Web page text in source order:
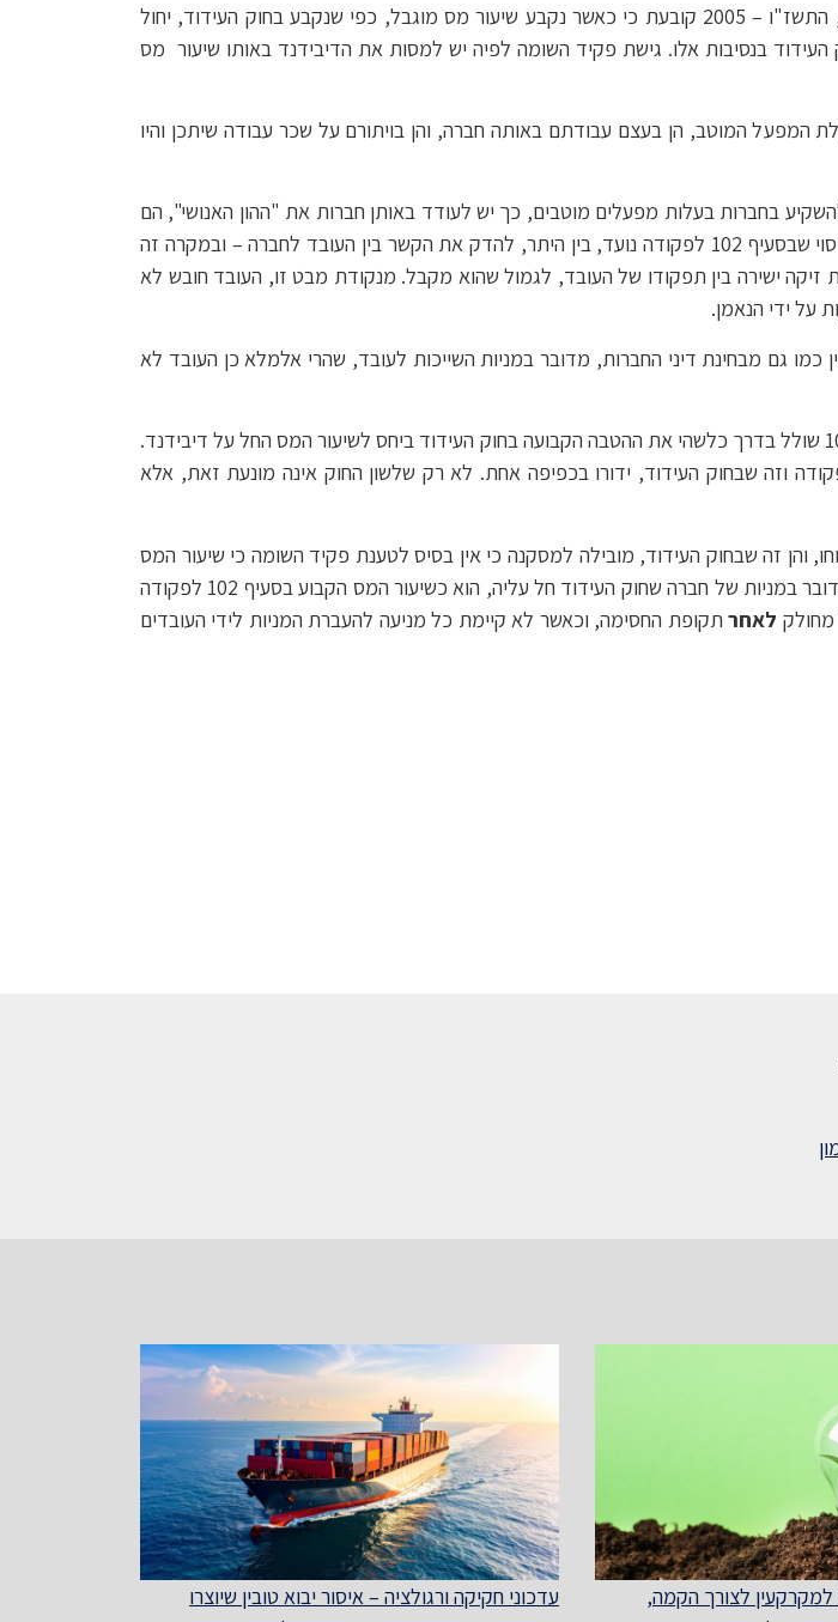
• תקנה 2(א)(3) לתקנות מס הכנסה (ניכוי מריבית, מדיבידנד ומרווחים מסוימים), התשז"ו – 2005 קובעת כי כאשר נקבע שיעור מס מוגבל, כפי שנקבע בחוק העידוד, יחול
הוראות חוק העידוד בנסיבות אלו. גישת פקיד השומה לפיה יש למסות את הדיבידנד באותו שיעור מס
המוטב, הן בעצם עבודתם באותה חברה, והן בויתורם על שכר עבודה שיתכן והיו
בחברות בעלות מפעלים מוטבים, כך יש לעודד באותן חברות את "ההון האנושי", הם
העובדים באותן חברות המקבלים אופציות ומניות. הרעיון העומד מאחורי הסדר המיסוי שבסעיף 102 לפקודה נועד, בין היתר, להדק את הקשר בין העובד לחברה – ובמקרה זה
ישירה בין תפקודו של העובד, לגמול שהוא מקבל. מנקודת מבט זו, העובד חובש לא
על ידי הנאמן.
כמו גם מבחינת דיני החברות, מדובר במניות השייכות לעובד, שהרי אלמלא כן העובד לא
• אין בהוראות הדין כל תימוכין לעמדת פקיד השומה לפיה ההסדר הקבוע בסעיף 102 שולל בדרך כלשהי את ההטבה הקבועה בחוק העידוד ביחס לשיעור המס החל על דיבידנד.
נימוק של ממש המונע את האפשרות ששני ההסדרים, זה שבסעיף 102 לפקודה וזה שבחוק העידוד, ידורו בכפיפה אחת. לא רק שלשון החוק אינה מונעת זאת, אלא
הדין, הן זה שבסעיף 102 לפקודה והכללים מכוחו, והן זה שבחוק העידוד, מובילה למסקנה כי אין בסיס לטענת פקיד השומה כי שיעור המס
החל על דיבידנד שהתקבל בגין מניות שהוקצו לעובדים במסלול 102 הוני, כאשר מדובר במניות של חברה שחוק העידוד חל עליה, הוא כשיעור המס הקבוע בסעיף 102 לפקודה
לאחר תקופת החסימה, וכאשר לא קיימת כל מניעה להעברת המניות לידי העובדים
לצורך הקמה,
עדכוני חקיקה ורגולציה – איסור יבוא טובין שיוצרו